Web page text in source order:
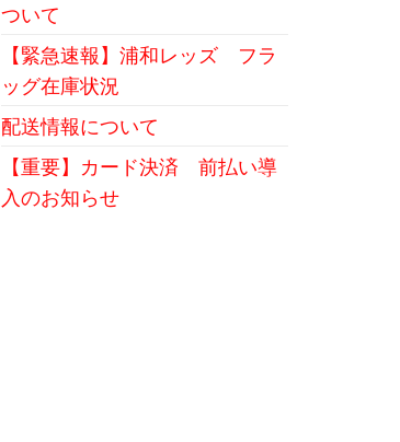
ついて
【緊急速報】浦和レッズ フラ
ッグ在庫状況
配送情報について
【重要】カード決済 前払い導
入のお知らせ